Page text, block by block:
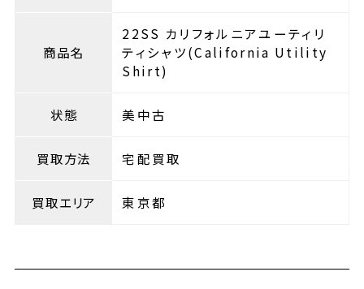
商品名
22SS カリフォルニアユーティリ
ティシャツ(California Utility
Shirt)
状態 美中古
買取方法 宅配買取
買取エリア 東京都